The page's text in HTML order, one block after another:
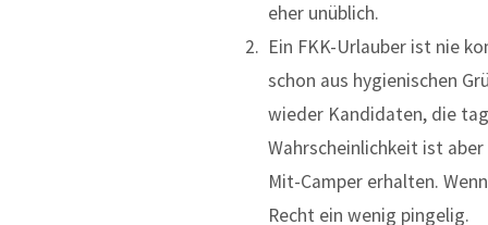
eher unüblich.
Ein FKK-Urlauber ist nie
schon aus hygienischen
wieder Kandidaten, die
Wahrscheinlichkeit ist
Mit-Camper erhalten.
Recht ein wenig pingelig.